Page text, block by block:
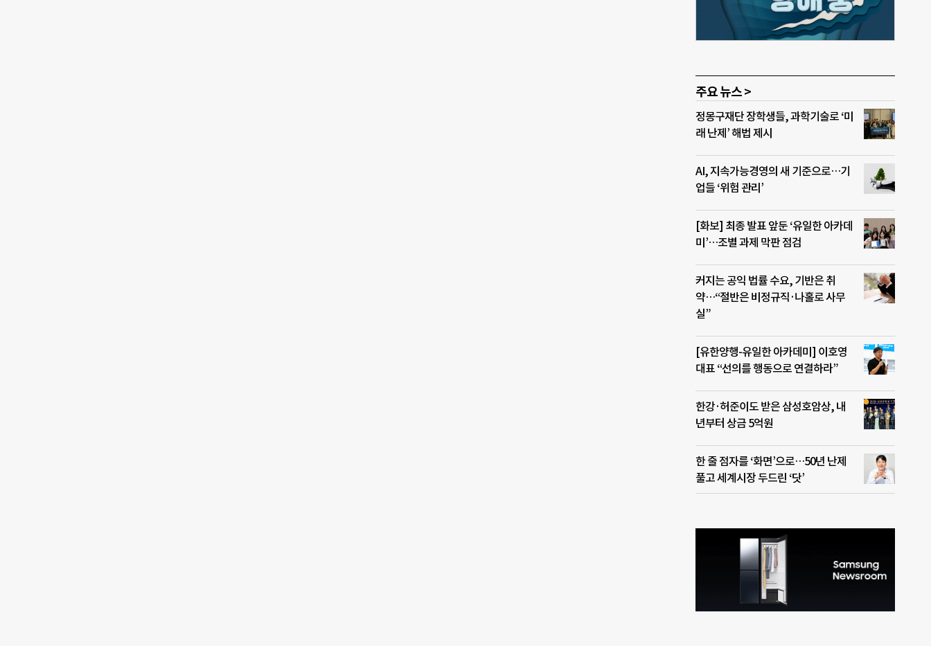
주요 뉴스 >
정몽구재단 장학생들, 과학기술로 ‘미
래 난제’ 해법 제시
AI, 지속가능경영의 새 기준으로…기
업들 ‘위험 관리’
[화보] 최종 발표 앞둔 ‘유일한 아카데
미’…조별 과제 막판 점검
커지는 공익 법률 수요, 기반은 취
약…“절반은 비정규직·나홀로 사무
실”
[유한양행-유일한 아카데미] 이호영
대표 “선의를 행동으로 연결하라”
한강·허준이도 받은 삼성호암상, 내
년부터 상금 5억원
한 줄 점자를 ‘화면’으로…50년 난제
풀고 세계시장 두드린 ‘닷’